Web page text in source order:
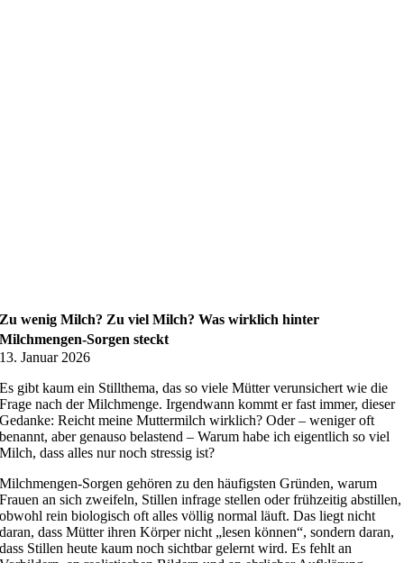
Zu wenig Milch? Zu viel Milch? Was wirklich hinter
Milchmengen-Sorgen steckt
13. Januar 2026
Es gibt kaum ein Stillthema, das so viele Mütter verunsichert wie die
Frage nach der Milchmenge. Irgendwann kommt er fast immer, dieser
Gedanke: Reicht meine Muttermilch wirklich? Oder – weniger oft
benannt, aber genauso belastend – Warum habe ich eigentlich so viel
Milch, dass alles nur noch stressig ist?
Milchmengen-Sorgen gehören zu den häufigsten Gründen, warum
Frauen an sich zweifeln, Stillen infrage stellen oder frühzeitig abstillen,
obwohl rein biologisch oft alles völlig normal läuft. Das liegt nicht
daran, dass Mütter ihren Körper nicht „lesen können“, sondern daran,
dass Stillen heute kaum noch sichtbar gelernt wird. Es fehlt an